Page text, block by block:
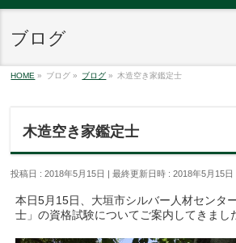
ブログ
HOME » ブログ » ブログ » 木造空き家鑑定士
木造空き家鑑定士
投稿日 : 2018年5月15日 最終更新日時 : 2018年5月15日
本日5月15日、大垣市シルバー人材センタ
士」の資格試験についてご案内してきまし